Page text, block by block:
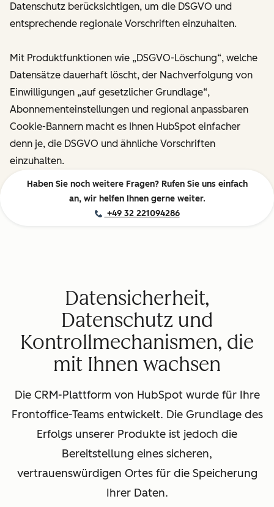
Datenschutz berücksichtigen, um die DSGVO und
entsprechende regionale Vorschriften einzuhalten.
Mit Produktfunktionen wie „DSGVO-Löschung“, welche
Datensätze dauerhaft löscht, der Nachverfolgung von
Einwilligungen „auf gesetzlicher Grundlage“,
Abonnementeinstellungen und regional anpassbaren
Cookie-Bannern macht es Ihnen HubSpot einfacher
denn je, die DSGVO und ähnliche Vorschriften
einzuhalten.
Haben Sie noch weitere Fragen? Rufen Sie uns einfach
an, wir helfen Ihnen gerne weiter.
+49 32 221094286
Datensicherheit,
Datenschutz und
Kontrollmechanismen, die
mit Ihnen wachsen
Die CRM-Plattform von HubSpot wurde für Ihre
Frontoffice-Teams entwickelt. Die Grundlage des
Erfolgs unserer Produkte ist jedoch die
Bereitstellung eines sicheren,
vertrauenswürdigen Ortes für die Speicherung
Ihrer Daten.